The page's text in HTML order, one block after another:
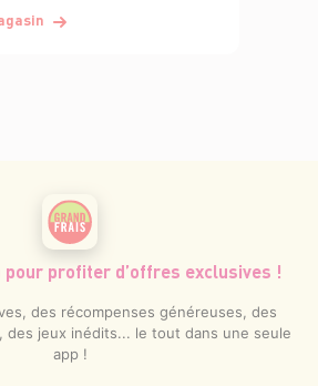
pour profiter d’offres exclusives !
des récompenses généreuses, des
des jeux inédits... le tout dans une seule
app !